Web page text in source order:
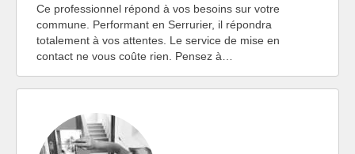
Ce professionnel répond à vos besoins sur votre
commune. Performant en Serrurier, il répondra
totalement à vos attentes. Le service de mise en
contact ne vous coûte rien. Pensez à…